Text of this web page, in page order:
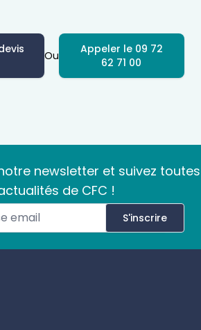
Ou
Appeler le 09 72
62 71 00
newsletter et suivez toutes
de CFC !
S'inscrire